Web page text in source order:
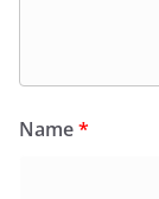
Name*